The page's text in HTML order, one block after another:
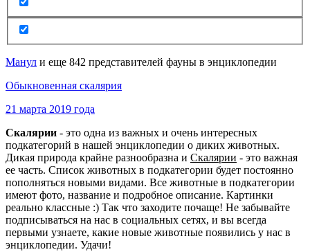
Манул и еще 842 представителей фауны в энциклопедии
Обыкновенная скалярия
21 марта 2019 года
Скалярии - это одна из важных и очень интересных
подкатегорий в нашей энциклопедии о диких животных.
Дикая природа крайне разнообразна и Скалярии - это важная
ее часть. Список животных в подкатегории будет постоянно
пополняться новыми видами. Все животные в подкатегории
имеют фото, название и подробное описание. Картинки
реально классные :) Так что заходите почаще! Не забывайте
подписываться на нас в социальных сетях, и вы всегда
первыми узнаете, какие новые животные появились у нас в
энциклопедии. Удачи!